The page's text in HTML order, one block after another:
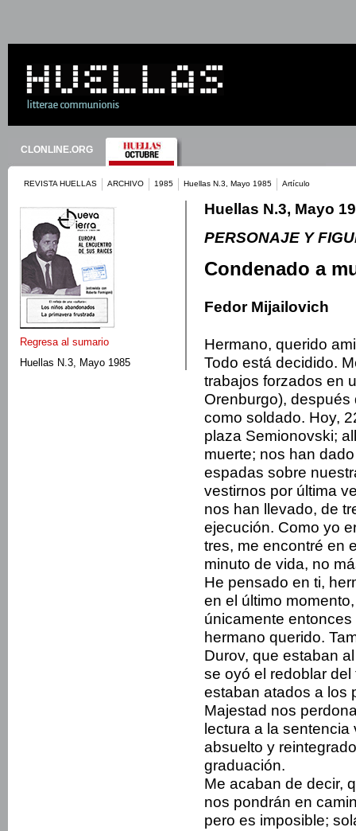
CLONLINE.ORG
REVISTA HUELLAS ARCHIVO 1985 Huellas N.3, Mayo 1985 Artículo
Regresa al sumario
Huellas N.3, Mayo 1985
Huellas N.3, Mayo
PERSONAJE Y
Condenado a
Fedor Mijailovich
Hermano, querido
Todo está decidido.
trabajos forzados en
Orenburgo),
como soldado. Hoy,
plaza Semionovski;
muerte; nos han
espadas sobre
vestirnos por última
nos han llevado, de
ejecución. Como yo
tres, me encontré en
minuto de vida, no
He pensado en ti,
en el último
únicamente
hermano querido.
Durov, que estaban
se oyó el redoblar
estaban atados a los
Majestad nos
lectura a la sentencia
absuelto y
graduación.
Me acaban de decir,
nos pondrán en
pero es imposible;